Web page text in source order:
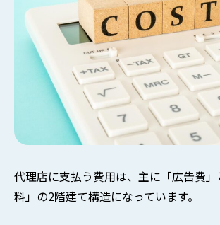
代理店に支払う費用は、主に「広告費
料」の2階建て構造になっています。